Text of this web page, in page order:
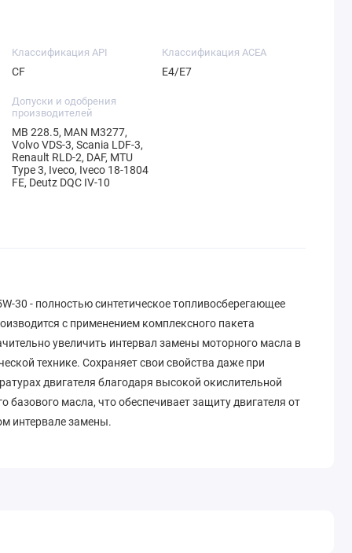
Классификация API
CF
Классификация ACEA
E4/E7
Допуски и одобрения
производителей
MB 228.5, MAN M3277,
Volvo VDS-3, Scania LDF-3,
Renault RLD-2, DAF, MTU
Type 3, Iveco, Iveco 18-1804
FE, Deutz DQC IV-10
30 - полностью синтетическое топливосберегающее
с применением комплексного пакета
увеличить интервал замены моторного масла в
технике. Сохраняет свои свойства даже при
двигателя благодаря высокой окислительной
базового масла, что обеспечивает защиту двигателя от
интервале замены.